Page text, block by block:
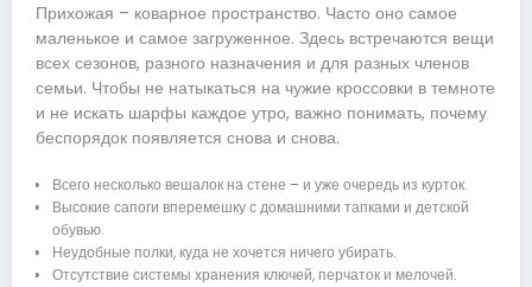
Прихожая – коварное пространство. Часто оно самое
маленькое и самое загруженное. Здесь встречаются вещи
всех сезонов, разного назначения и для разных членов
семьи. Чтобы не натыкаться на чужие кроссовки в темноте
и не искать шарфы каждое утро, важно понимать, почему
беспорядок появляется снова и снова.
Всего несколько вешалок на стене – и уже очередь из курток.
Высокие сапоги вперемешку с домашними тапками и детской
обувью.
Неудобные полки, куда не хочется ничего убирать.
Отсутствие системы хранения ключей, перчаток и мелочей.